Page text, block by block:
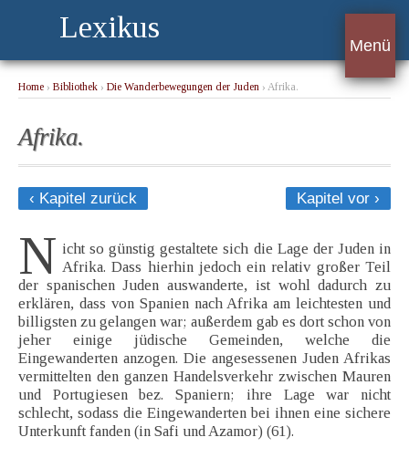
Lexikus
Menü
Home › Bibliothek › Die Wanderbewegungen der Juden › Afrika.
Afrika.
‹ Kapitel zurück Kapitel vor ›
N icht so günstig gestaltete sich die Lage der Juden in
Afrika. Dass hierhin jedoch ein relativ großer Teil
der spanischen Juden auswanderte, ist wohl dadurch zu
erklären, dass von Spanien nach Afrika am leichtesten und
billigsten zu gelangen war; außerdem gab es dort schon von
jeher einige jüdische Gemeinden, welche die
Eingewanderten anzogen. Die angesessenen Juden Afrikas
vermittelten den ganzen Handelsverkehr zwischen Mauren
und Portugiesen bez. Spaniern; ihre Lage war nicht
schlecht, sodass die Eingewanderten bei ihnen eine sichere
Unterkunft fanden (in Safi und Azamor) (61).